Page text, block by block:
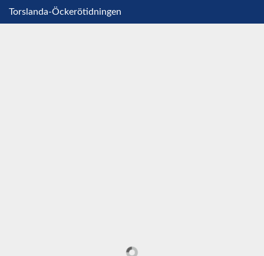
Torslanda-Öckerötidningen